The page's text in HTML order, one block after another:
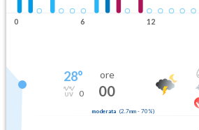
0 6 12
28°
0
ore
00
moderata (2.7mm- 70 %)